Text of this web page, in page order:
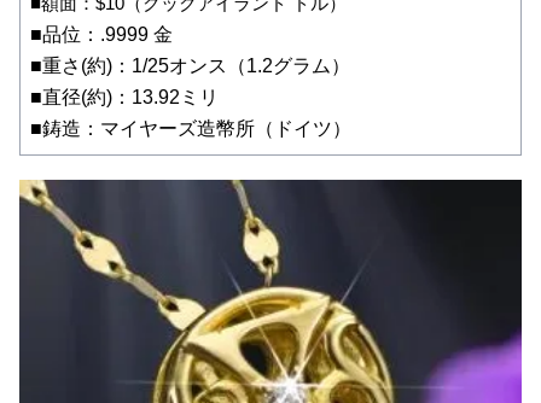
■品位：.9999 金
■重さ(約)：1/25オンス（1.2グラム）
■直径(約)：13.92ミリ
■鋳造：マイヤーズ造幣所（ドイツ）